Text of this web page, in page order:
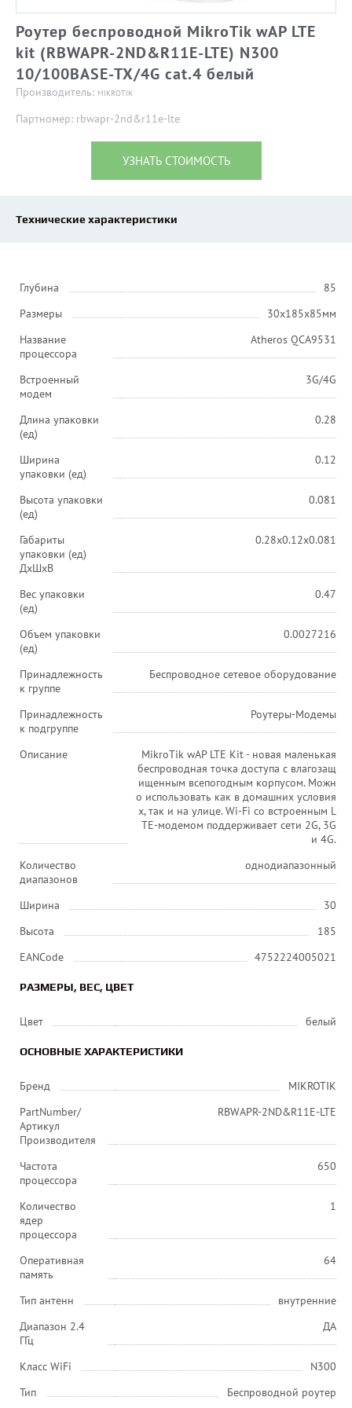
Роутер беспроводной MikroTik wAP LTE
kit (RBWAPR-2ND&R11E-LTE) N300
10/100BASE-TX/4G cat.4 белый
Производитель: MIKROTIK
Партномер: rbwapr-2nd&r11e-lte
УЗНАТЬ СТОИМОСТЬ
Технические характеристики
Глубина
85
Размеры
30x185x85мм
Название
процессора
Atheros QCA9531
Встроенный
модем
3G/4G
Длина упаковки
(ед)
0.28
Ширина
упаковки (ед)
0.12
Высота упаковки
(ед)
0.081
Габариты
упаковки (ед)
ДхШхВ
0.28x0.12x0.081
Вес упаковки
(ед)
0.47
Объем упаковки
(ед)
0.0027216
Принадлежность
к группе
Беспроводное сетевое оборудование
Принадлежность
к подгруппе
Роутеры-Модемы
Описание
MikroTik wAP LTE Kit - новая маленькая
беспроводная точка доступа с влагозащ
ищенным всепогодным корпусом. Можн
о использовать как в домашних условия
х, так и на улице. Wi-Fi со встроенным L
TE-модемом поддерживает сети 2G, 3G
и 4G.
Количество
диапазонов
однодиапазонный
Ширина
30
Высота
185
EANCode
4752224005021
РАЗМЕРЫ, ВЕС, ЦВЕТ
Цвет белый
ОСНОВНЫЕ ХАРАКТЕРИСТИКИ
Бренд
MIKROTIK
PartNumber/
Артикул
Производителя
RBWAPR-2ND&R11E-LTE
Частота
процессора
650
Количество
ядер
процессора
1
Оперативная
память
64
Тип антенн
внутренние
Диапазон 2.4
ГГц
ДА
Класс WiFi
N300
Тип
Беспроводной роутер